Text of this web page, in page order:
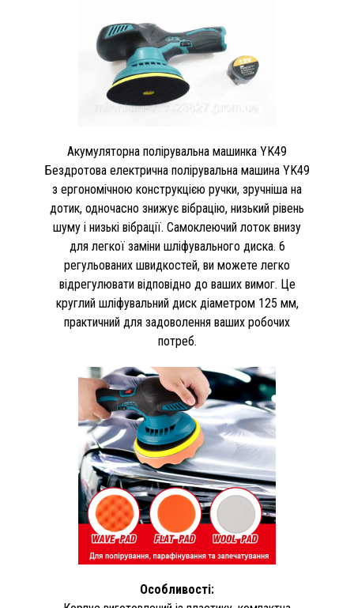
Акумуляторна полірувальна машинка YK49
Бездротова електрична полірувальна машина YK49
з ергономічною конструкцією ручки, зручніша на
дотик, одночасно знижує вібрацію, низький рівень
шуму і низькі вібрації. Самоклеючий лоток внизу
для легкої заміни шліфувального диска. 6
регульованих швидкостей, ви можете легко
відрегулювати відповідно до ваших вимог. Це
круглий шліфувальний диск діаметром 125 мм,
практичний для задоволення ваших робочих
потреб.
Особливості: